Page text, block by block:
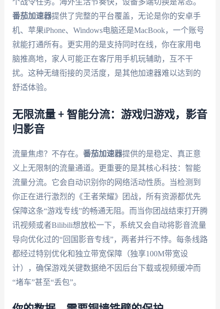
个战令任务。海外生活节奏快，设备多端切换是常态。
番茄加速器提供了完整的平台覆盖，无论是你的安卓手
机、苹果iPhone、Windows电脑还是MacBook，一个账号
就能打通所有。更实用的是支持同时在线，你在家用电
脑推高地，家人可能正在客厅用手机玩辅助，互不干
扰。这种无缝衔接的灵活度，是其他加速器难以达到的
舒适体验。
无限流量 + 智能分流：游戏归游戏，影音
归影音
流量焦虑？不存在。 番茄加速器提供的是稳定、真正意
义上无限制的流量通道。更重要的是其核心科技：智能
流量分流。它会自动识别你的网络活动性质。当检测到
你正在进行激烈的《王者荣耀》团战，所有资源都优先
保障这条“游戏专线”的畅通无阻。而当你团战结束打开腾
讯视频或者Bilibili想放松一下，系统又会自动将影音流量
导向优化过的“回国影音专线”，两者并行不悖。每条线路
都经过特别优化和独立带宽保障（独享100M带宽设
计），确保游戏关键数据绝不因后台下载或视频缓冲而
“堵车”甚至“丢包”。